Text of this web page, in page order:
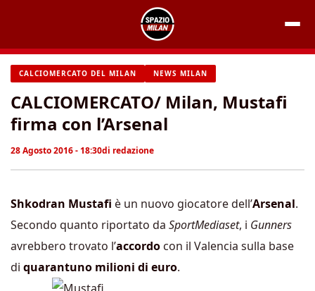
contenuto
CALCIOMERCATO DEL MILAN NEWS MILAN
CALCIOMERCATO/ Milan, Mustafi
firma con l’Arsenal
28 Agosto 2016 - 18:30di redazione
Shkodran Mustafi è un nuovo giocatore dell’Arsenal.
Secondo quanto riportato da SportMediaset, i Gunners
avrebbero trovato l’accordo con il Valencia sulla base
di quarantuno milioni di euro.